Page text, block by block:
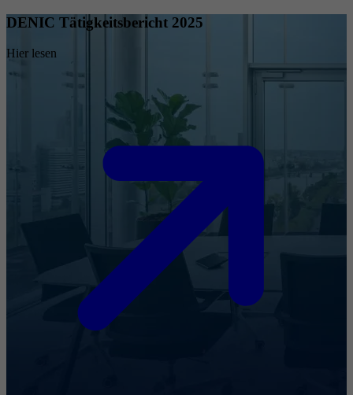
DENIC Tätigkeitsbericht 2025
Hier lesen